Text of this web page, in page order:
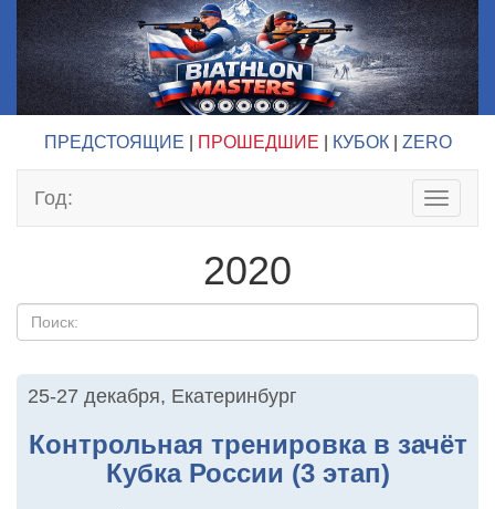
ПРЕДСТОЯЩИЕ ПРОШЕДШИЕ КУБОК ZERO
Toggle
Год:
2020
25-27 декабря, Екатеринбург
Контрольная тренировка в зачёт
Кубка России (3 этап)